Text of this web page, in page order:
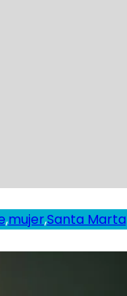
,mujer,Santa Marta